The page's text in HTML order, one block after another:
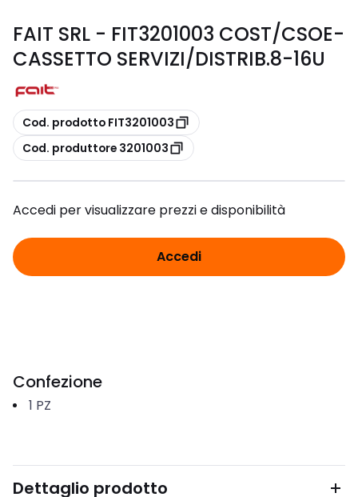
FAIT SRL - FIT3201003 COST/CSOE-
CASSETTO SERVIZI/DISTRIB.8-16U
copia
Cod. prodotto FIT3201003
copia
Cod. produttore 3201003
Accedi per visualizzare prezzi e disponibilità
Accedi
Confezione
1 PZ
Dettaglio prodotto